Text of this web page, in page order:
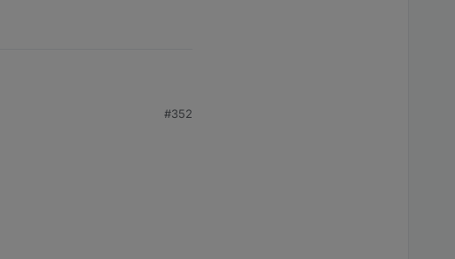
#352